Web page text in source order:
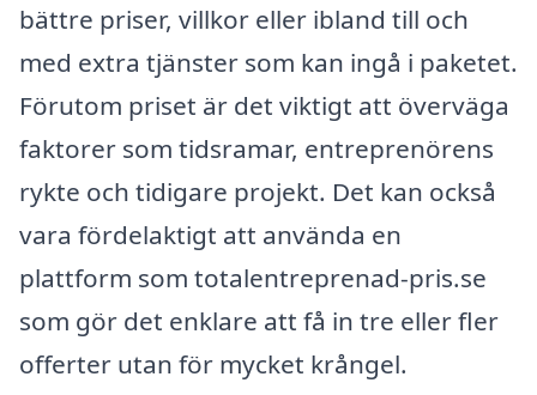
bättre priser, villkor eller ibland till och
med extra tjänster som kan ingå i paketet.
Förutom priset är det viktigt att överväga
faktorer som tidsramar, entreprenörens
rykte och tidigare projekt. Det kan också
vara fördelaktigt att använda en
plattform som totalentreprenad-pris.se
som gör det enklare att få in tre eller fler
offerter utan för mycket krångel.